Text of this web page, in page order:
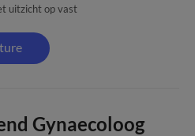
uitzicht op vast
Gynaecoloog